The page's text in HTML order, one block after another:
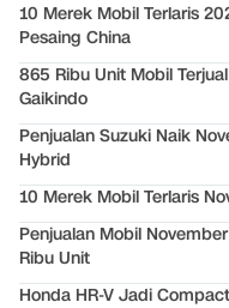
10 Merek Mobil Terlaris
Pesaing China
865 Ribu Unit Mobil
Gaikindo
Penjualan Suzuki Naik
Hybrid
10 Merek Mobil Terlaris
Penjualan Mobil
Ribu Unit
Honda HR-V Jadi